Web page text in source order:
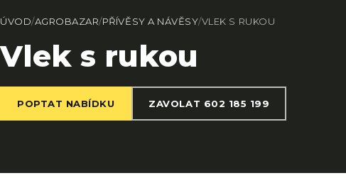
ÚVOD/AGROBAZAR/PŘÍVĚSY A NÁVĚSY/VLEK S RUKOU
Vlek s rukou
POPTAT NABÍDKU ZAVOLAT 602 185 199